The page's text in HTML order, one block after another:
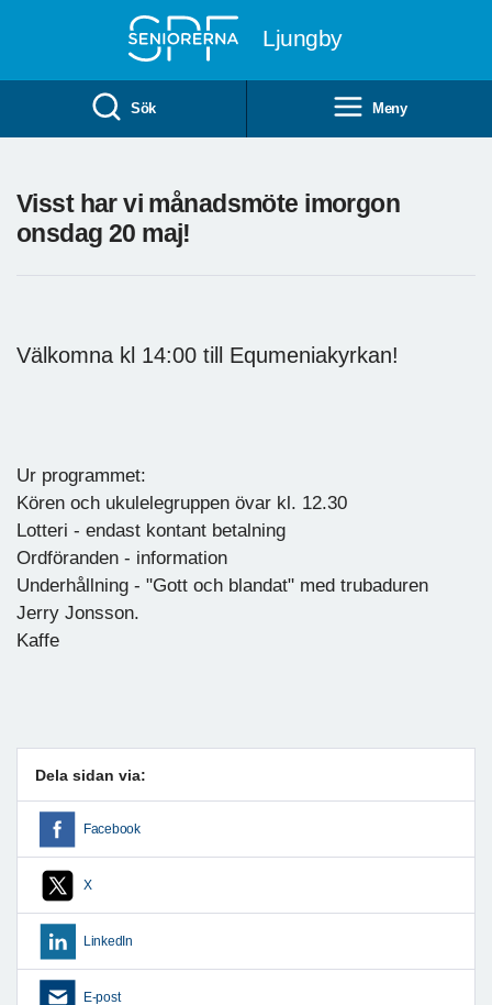
Ljungby
Sök Meny
Visst har vi månadsmöte imorgon
onsdag 20 maj!
Välkomna kl 14:00 till Equmeniakyrkan!
Ur programmet:
Kören och ukulelegruppen övar kl. 12.30
Lotteri - endast kontant betalning
Ordföranden - information
Underhållning - "Gott och blandat" med trubaduren
Jerry Jonsson.
Kaffe
Dela sidan via:
Facebook
X
LinkedIn
E-post